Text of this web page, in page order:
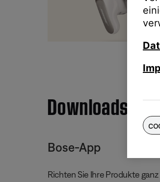
Downloads
Bose-App
Richten Sie Ihre Produkte